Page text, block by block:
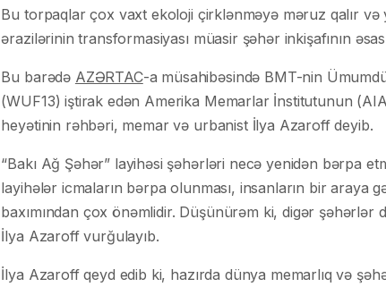
Bu torpaqlar çox vaxt ekoloji çirklənməyə məruz qalır
ərazilərinin transformasiyası müasir şəhər inkişafının
Bu barədə AZƏRTAC-a müsahibəsində BMT-nin
(WUF13) iştirak edən Amerika Memarlar İnstitutunun
heyətinin rəhbəri, memar və urbanist İlya Azaroff deyib.
“Bakı Ağ Şəhər” layihəsi şəhərləri necə yenidən bərpa
layihələr icmaların bərpa olunması, insanların bir araya
baxımından çox önəmlidir. Düşünürəm ki, digər
İlya Azaroff vurğulayıb.
İlya Azaroff qeyd edib ki, hazırda dünya memarlıq və